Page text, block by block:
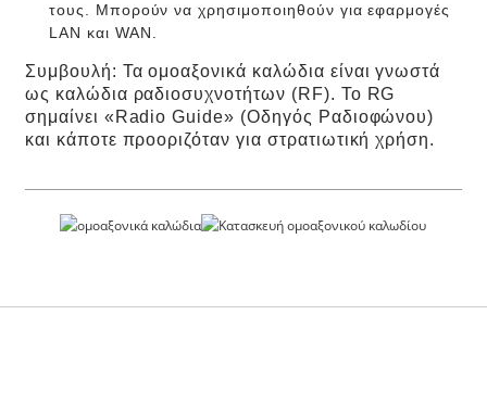
τους. Μπορούν να χρησιμοποιηθούν για εφαρμογές
LAN και WAN.
Συμβουλή: Τα ομοαξονικά καλώδια είναι γνωστά
ως καλώδια ραδιοσυχνοτήτων (RF). Το RG
σημαίνει «Radio Guide» (Οδηγός Ραδιοφώνου)
και κάποτε προοριζόταν για στρατιωτική χρήση.